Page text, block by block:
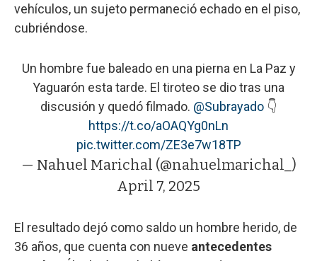
vehículos, un sujeto permaneció echado en el piso,
cubriéndose.
Un hombre fue baleado en una pierna en La Paz y
Yaguarón esta tarde. El tiroteo se dio tras una
discusión y quedó filmado. @Subrayado 👇
https://t.co/aOAQYg0nLn
pic.twitter.com/ZE3e7w18TP
— Nahuel Marichal (@nahuelmarichal_)
April 7, 2025
El resultado dejó como saldo un hombre herido, de
36 años, que cuenta con nueve antecedentes